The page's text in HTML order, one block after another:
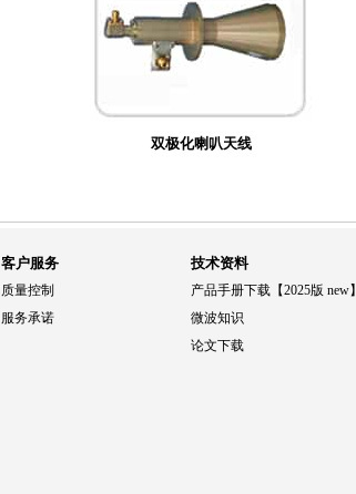
双极化喇叭天线
客户服务 技术资料
质量控制 产品手册下载【2025版 new】
服务承诺
微波知识
论文下载